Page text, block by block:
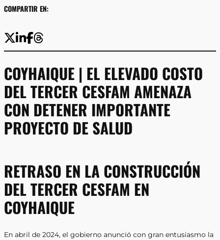
COMPARTIR EN:
COYHAIQUE | EL ELEVADO COSTO
DEL TERCER CESFAM AMENAZA
CON DETENER IMPORTANTE
PROYECTO DE SALUD
RETRASO EN LA CONSTRUCCIÓN
DEL TERCER CESFAM EN
COYHAIQUE
En abril de 2024, el gobierno anunció con gran entusiasmo la